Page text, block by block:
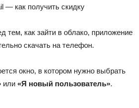
— как получить скидку
тем, как зайти в облако, приложение
скачать на телефон.
окно, в котором нужно выбрать
или «Я новый пользователь».